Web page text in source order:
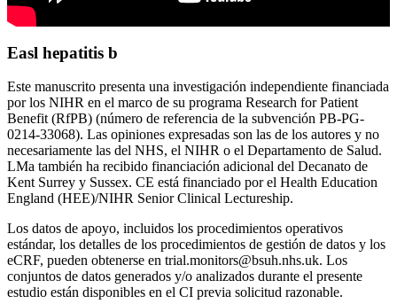
Easl hepatitis b
Este manuscrito presenta una investigación independiente financiada
por los NIHR en el marco de su programa Research for Patient
Benefit (RfPB) (número de referencia de la subvención PB-PG-
0214-33068). Las opiniones expresadas son las de los autores y no
necesariamente las del NHS, el NIHR o el Departamento de Salud.
LMa también ha recibido financiación adicional del Decanato de
Kent Surrey y Sussex. CE está financiado por el Health Education
England (HEE)/NIHR Senior Clinical Lectureship.
Los datos de apoyo, incluidos los procedimientos operativos
estándar, los detalles de los procedimientos de gestión de datos y los
eCRF, pueden obtenerse en trial.monitors@bsuh.nhs.uk. Los
conjuntos de datos generados y/o analizados durante el presente
estudio están disponibles en el CI previa solicitud razonable.